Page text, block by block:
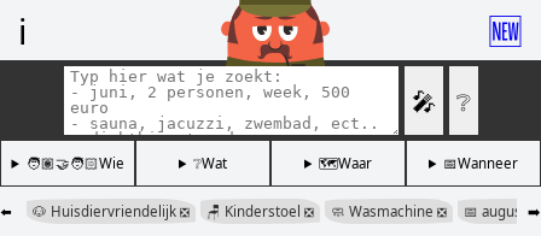
ℹ️ 🆕
🎤 ❔
🧑🏽‍🤝‍🧑🏻Wie ❔Wat 🗺️Waar 📅Wanneer
⬅️ ➡️
🐶 Huisdiervriendelijk ❎ 🪑 Kinderstoel ❎ 🧼 Wasmachine ❎ 📅